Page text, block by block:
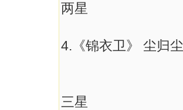
两星
4.《锦衣卫》 尘归
三星